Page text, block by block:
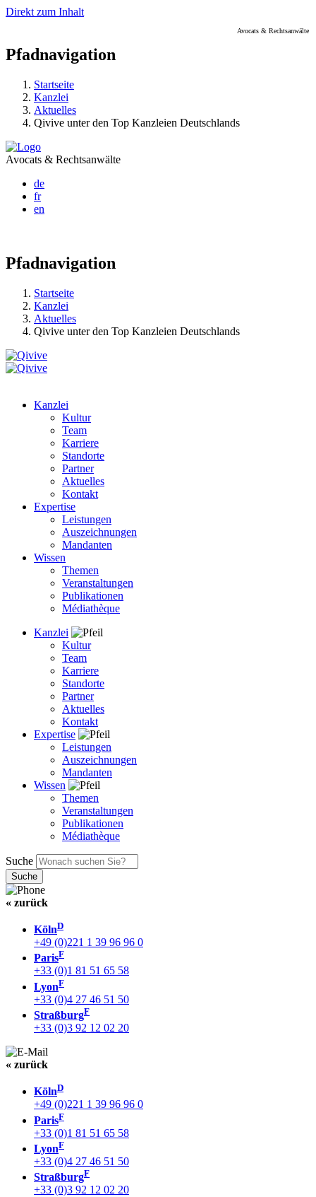
Direkt zum Inhalt
Avocats & Rechtsanwälte
Pfadnavigation
Startseite
Kanzlei
Aktuelles
Qivive unter den Top Kanzleien Deutschlands
Avocats & Rechtsanwälte
de
fr
en
Pfadnavigation
Startseite
Kanzlei
Aktuelles
Qivive unter den Top Kanzleien Deutschlands
Kanzlei
Kultur
Team
Karriere
Standorte
Partner
Aktuelles
Kontakt
Expertise
Leistungen
Auszeichnungen
Mandanten
Wissen
Themen
Veranstaltungen
Publikationen
Médiathèque
Kanzlei
Kultur
Team
Karriere
Standorte
Partner
Aktuelles
Kontakt
Expertise
Leistungen
Auszeichnungen
Mandanten
Wissen
Themen
Veranstaltungen
Publikationen
Médiathèque
Suche
« zurück
KölnD
+49 (0)221 1 39 96 96 0
ParisF
+33 (0)1 81 51 65 58
LyonF
+33 (0)4 27 46 51 50
StraßburgF
+33 (0)3 92 12 02 20
« zurück
KölnD
+49 (0)221 1 39 96 96 0
ParisF
+33 (0)1 81 51 65 58
LyonF
+33 (0)4 27 46 51 50
StraßburgF
+33 (0)3 92 12 02 20